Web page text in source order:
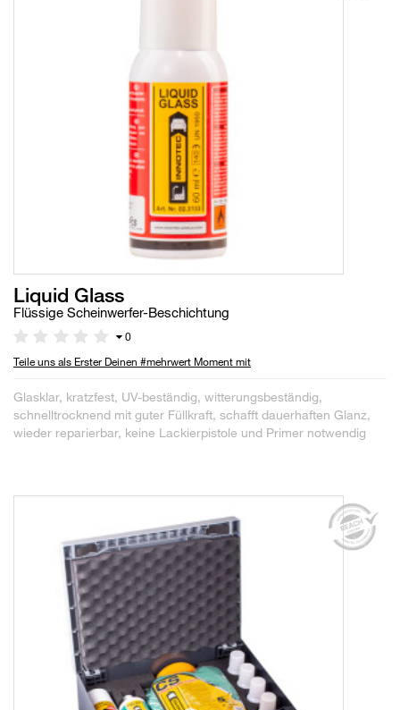
Liquid Glass
Flüssige Scheinwerfer-Beschichtung
0
Teile uns als Erster Deinen #mehrwert Moment mit
Glasklar, kratzfest, UV-beständig, witterungsbeständig,
schnelltrocknend mit guter Füllkraft, schafft dauerhaften Glanz,
wieder reparierbar, keine Lackierpistole und Primer notwendig